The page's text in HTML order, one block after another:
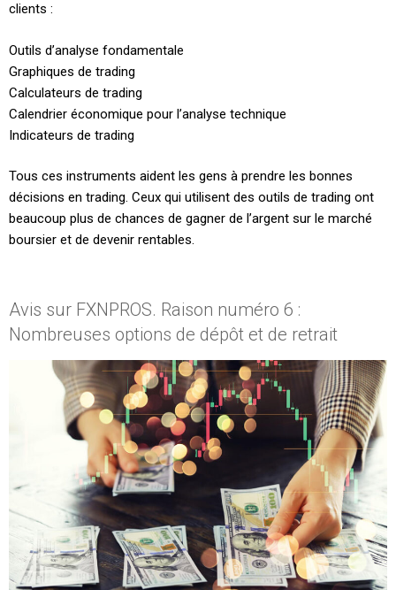
clients :
Outils d’analyse fondamentale
Graphiques de trading
Calculateurs de trading
Calendrier économique pour l’analyse technique
Indicateurs de trading
Tous ces instruments aident les gens à prendre les bonnes
décisions en trading. Ceux qui utilisent des outils de trading ont
beaucoup plus de chances de gagner de l’argent sur le marché
boursier et de devenir rentables.
Avis sur FXNPROS. Raison numéro 6 :
Nombreuses options de dépôt et de retrait